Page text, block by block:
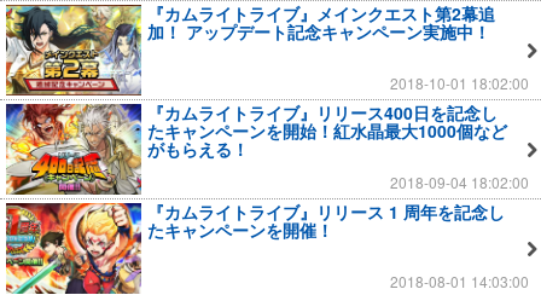
『カムライトライブ』メインクエスト第2幕追
加！ アップデート記念キャンペーン実施中！
2018-10-01 18:02:00
『カムライトライブ』リリース400日を記念し
たキャンペーンを開始！紅水晶最大1000個など
がもらえる！
2018-09-04 18:02:00
『カムライトライブ』リリース 1 周年を記念し
たキャンペーンを開催！
2018-08-01 14:03:00